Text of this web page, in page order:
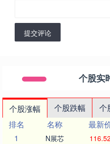
提交评论
个股实
个股涨幅 个股跌幅 个
排名
名称 最新
1
N展芯 116.52